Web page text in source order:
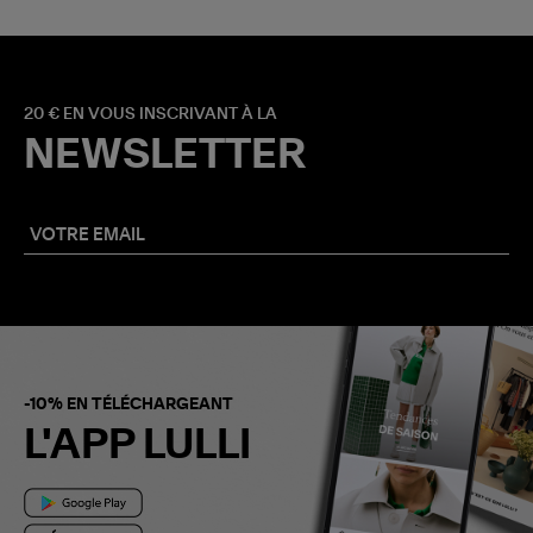
20 € EN VOUS INSCRIVANT À LA
NEWSLETTER
-10% EN TÉLÉCHARGEANT
L'APP LULLI